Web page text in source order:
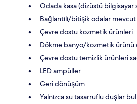
Odada kasa (dizüstü bilgisayar
Bağlantılı/bitişik odalar mevcut
Çevre dostu kozmetik ürünleri
Dökme banyo/kozmetik ürünü
Çevre dostu temizlik ürünleri
LED ampüller
Geri dönüşüm
Yalnızca su tasarruflu duşlar